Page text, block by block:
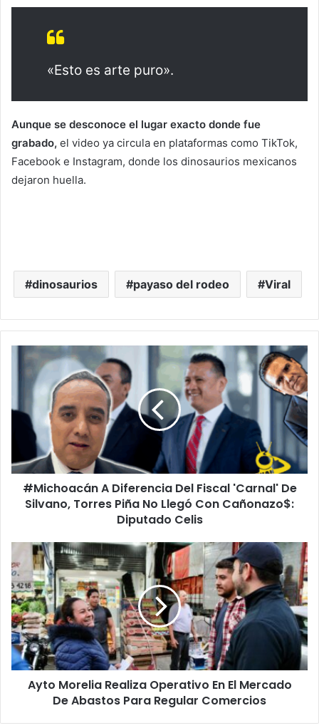
«Esto es arte puro».
Aunque se desconoce el lugar exacto donde fue
grabado, el video ya circula en plataformas como TikTok,
Facebook e Instagram, donde los dinosaurios mexicanos
dejaron huella.
dinosaurios payaso del rodeo Viral
#Michoacán
Diferencia
Fiscal
'Carnal'
Silvano,
Torres
Piña
Cañonazo$:
Diputado
Celis
#Michoacán A Diferencia Del Fiscal 'Carnal' De
Silvano, Torres Piña No Llegó Con Cañonazo$:
Diputado Celis
Ayto
Morelia
Realiza
Operativo
En
El
Mercado
De
Abastos
ParaAyto Morelia Realiza Operativo En El Mercado
De Abastos Para Regular Comercios